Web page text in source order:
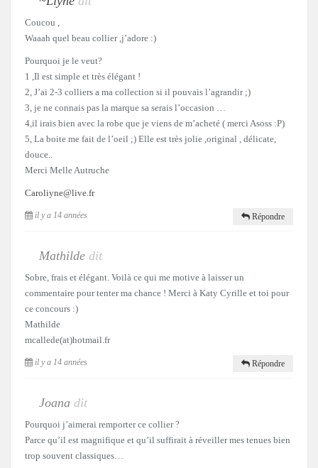
Coucou ,
Waaah quel beau collier ,j’adore :)
Pourquoi je le veut?
1 ,Il est simple et très élégant !
2, J’ai 2-3 colliers a ma collection si il pouvais l’agrandir ;)
3, je ne connais pas la marque sa serais l’occasion …
4,il irais bien avec la robe que je viens de m’acheté ( merci Asoss :P)
5, La boite me fait de l’oeil ;) Elle est très jolie ,original , délicate,
douce..
Merci Melle Autruche
Caroliyne@live.fr
il y a 14 années Répondre
Mathilde dit
Sobre, frais et élégant. Voilà ce qui me motive à laisser un
commentaire pour tenter ma chance ! Merci à Katy Cyrille et toi pour
ce concours :)
Mathilde
mcallede(at)hotmail.fr
il y a 14 années Répondre
Joana dit
Pourquoi j’aimerai remporter ce collier ?
Parce qu’il est magnifique et qu’il suffirait à réveiller mes tenues bien
trop souvent classiques…